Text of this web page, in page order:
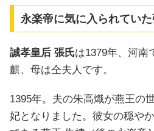
永楽帝に気に入られてい
誠孝皇后 張氏は1379年、河南
麒、母は仝夫人です。
1395年。夫の朱高熾が燕王の
妃となりました。彼女の穏や